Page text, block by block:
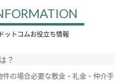
ットコムお役立ち情報
？
件の場合必要な敷金・礼金・仲介手